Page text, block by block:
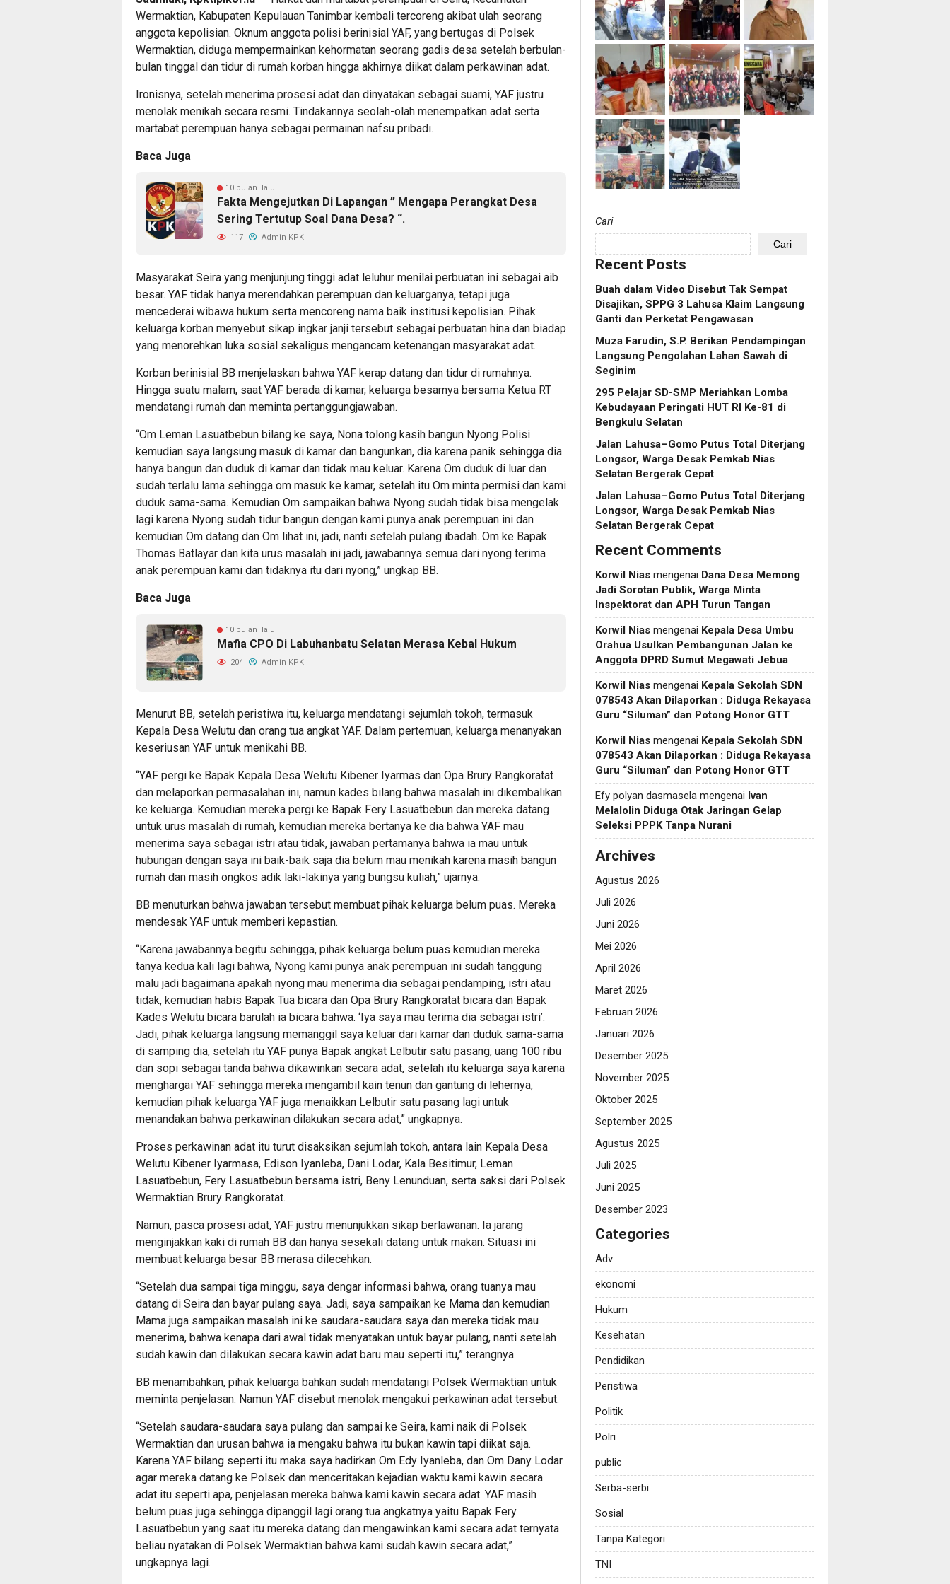
Wermaktian, Kabupaten Kepulauan Tanimbar kembali tercoreng akibat ulah seorang
anggota kepolisian. Oknum anggota polisi berinisial YAF, yang bertugas di Polsek
Wermaktian, diduga mempermainkan kehormatan seorang gadis desa setelah berbulan-
bulan tinggal dan tidur di rumah korban hingga akhirnya diikat dalam perkawinan adat.
Ironisnya, setelah menerima prosesi adat dan dinyatakan sebagai suami, YAF justru
menolak menikah secara resmi. Tindakannya seolah-olah menempatkan adat serta
martabat perempuan hanya sebagai permainan nafsu pribadi.
Baca Juga
10 bulan lalu
Fakta Mengejutkan Di Lapangan ” Mengapa Perangkat Desa
Sering Tertutup Soal Dana Desa? “.
117 Admin KPK
Masyarakat Seira yang menjunjung tinggi adat leluhur menilai perbuatan ini sebagai aib
besar. YAF tidak hanya merendahkan perempuan dan keluarganya, tetapi juga
mencederai wibawa hukum serta mencoreng nama baik institusi kepolisian. Pihak
keluarga korban menyebut sikap ingkar janji tersebut sebagai perbuatan hina dan biadap
yang menorehkan luka sosial sekaligus mengancam ketenangan masyarakat adat.
Korban berinisial BB menjelaskan bahwa YAF kerap datang dan tidur di rumahnya.
Hingga suatu malam, saat YAF berada di kamar, keluarga besarnya bersama Ketua RT
mendatangi rumah dan meminta pertanggungjawaban.
“Om Leman Lasuatbebun bilang ke saya, Nona tolong kasih bangun Nyong Polisi
kemudian saya langsung masuk di kamar dan bangunkan, dia karena panik sehingga dia
hanya bangun dan duduk di kamar dan tidak mau keluar. Karena Om duduk di luar dan
sudah terlalu lama sehingga om masuk ke kamar, setelah itu Om minta permisi dan kami
duduk sama-sama. Kemudian Om sampaikan bahwa Nyong sudah tidak bisa mengelak
lagi karena Nyong sudah tidur bangun dengan kami punya anak perempuan ini dan
kemudian Om datang dan Om lihat ini, jadi, nanti setelah pulang ibadah. Om ke Bapak
Thomas Batlayar dan kita urus masalah ini jadi, jawabannya semua dari nyong terima
anak perempuan kami dan tidaknya itu dari nyong,” ungkap BB.
Baca Juga
10 bulan lalu
Mafia CPO Di Labuhanbatu Selatan Merasa Kebal Hukum
204 Admin KPK
Menurut BB, setelah peristiwa itu, keluarga mendatangi sejumlah tokoh, termasuk
Kepala Desa Welutu dan orang tua angkat YAF. Dalam pertemuan, keluarga menanyakan
keseriusan YAF untuk menikahi BB.
“YAF pergi ke Bapak Kepala Desa Welutu Kibener Iyarmas dan Opa Brury Rangkoratat
dan melaporkan permasalahan ini, namun kades bilang bahwa masalah ini dikembalikan
ke keluarga. Kemudian mereka pergi ke Bapak Fery Lasuatbebun dan mereka datang
untuk urus masalah di rumah, kemudian mereka bertanya ke dia bahwa YAF mau
menerima saya sebagai istri atau tidak, jawaban pertamanya bahwa ia mau untuk
hubungan dengan saya ini baik-baik saja dia belum mau menikah karena masih bangun
rumah dan masih ongkos adik laki-lakinya yang bungsu kuliah,” ujarnya.
BB menuturkan bahwa jawaban tersebut membuat pihak keluarga belum puas. Mereka
mendesak YAF untuk memberi kepastian.
“Karena jawabannya begitu sehingga, pihak keluarga belum puas kemudian mereka
tanya kedua kali lagi bahwa, Nyong kami punya anak perempuan ini sudah tanggung
malu jadi bagaimana apakah nyong mau menerima dia sebagai pendamping, istri atau
tidak, kemudian habis Bapak Tua bicara dan Opa Brury Rangkoratat bicara dan Bapak
Kades Welutu bicara barulah ia bicara bahwa. ‘Iya saya mau terima dia sebagai istri’.
Jadi, pihak keluarga langsung memanggil saya keluar dari kamar dan duduk sama-sama
di samping dia, setelah itu YAF punya Bapak angkat Lelbutir satu pasang, uang 100 ribu
dan sopi sebagai tanda bahwa dikawinkan secara adat, setelah itu keluarga saya karena
menghargai YAF sehingga mereka mengambil kain tenun dan gantung di lehernya,
kemudian pihak keluarga YAF juga menaikkan Lelbutir satu pasang lagi untuk
menandakan bahwa perkawinan dilakukan secara adat,” ungkapnya.
Proses perkawinan adat itu turut disaksikan sejumlah tokoh, antara lain Kepala Desa
Welutu Kibener Iyarmasa, Edison Iyanleba, Dani Lodar, Kala Besitimur, Leman
Lasuatbebun, Fery Lasuatbebun bersama istri, Beny Lenunduan, serta saksi dari Polsek
Wermaktian Brury Rangkoratat.
Namun, pasca prosesi adat, YAF justru menunjukkan sikap berlawanan. Ia jarang
menginjakkan kaki di rumah BB dan hanya sesekali datang untuk makan. Situasi ini
membuat keluarga besar BB merasa dilecehkan.
“Setelah dua sampai tiga minggu, saya dengar informasi bahwa, orang tuanya mau
datang di Seira dan bayar pulang saya. Jadi, saya sampaikan ke Mama dan kemudian
Mama juga sampaikan masalah ini ke saudara-saudara saya dan mereka tidak mau
menerima, bahwa kenapa dari awal tidak menyatakan untuk bayar pulang, nanti setelah
sudah kawin dan dilakukan secara kawin adat baru mau seperti itu,” terangnya.
BB menambahkan, pihak keluarga bahkan sudah mendatangi Polsek Wermaktian untuk
meminta penjelasan. Namun YAF disebut menolak mengakui perkawinan adat tersebut.
“Setelah saudara-saudara saya pulang dan sampai ke Seira, kami naik di Polsek
Wermaktian dan urusan bahwa ia mengaku bahwa itu bukan kawin tapi diikat saja.
Karena YAF bilang seperti itu maka saya hadirkan Om Edy Iyanleba, dan Om Dany Lodar
agar mereka datang ke Polsek dan menceritakan kejadian waktu kami kawin secara
adat itu seperti apa, penjelasan mereka bahwa kami kawin secara adat. YAF masih
belum puas juga sehingga dipanggil lagi orang tua angkatnya yaitu Bapak Fery
Lasuatbebun yang saat itu mereka datang dan mengawinkan kami secara adat ternyata
beliau nyatakan di Polsek Wermaktian bahwa kami sudah kawin secara adat,”
ungkapnya lagi.
Cari
Cari
Recent Posts
Buah dalam Video Disebut Tak Sempat
Disajikan, SPPG 3 Lahusa Klaim Langsung
Ganti dan Perketat Pengawasan
Muza Farudin, S.P. Berikan Pendampingan
Langsung Pengolahan Lahan Sawah di
Seginim
295 Pelajar SD-SMP Meriahkan Lomba
Kebudayaan Peringati HUT RI Ke-81 di
Bengkulu Selatan
Jalan Lahusa–Gomo Putus Total Diterjang
Longsor, Warga Desak Pemkab Nias
Selatan Bergerak Cepat
Jalan Lahusa–Gomo Putus Total Diterjang
Longsor, Warga Desak Pemkab Nias
Selatan Bergerak Cepat
Recent Comments
Korwil Nias mengenai Dana Desa Memong
Jadi Sorotan Publik, Warga Minta
Inspektorat dan APH Turun Tangan
Korwil Nias mengenai Kepala Desa Umbu
Orahua Usulkan Pembangunan Jalan ke
Anggota DPRD Sumut Megawati Jebua
Korwil Nias mengenai Kepala Sekolah SDN
078543 Akan Dilaporkan : Diduga Rekayasa
Guru “Siluman” dan Potong Honor GTT
Korwil Nias mengenai Kepala Sekolah SDN
078543 Akan Dilaporkan : Diduga Rekayasa
Guru “Siluman” dan Potong Honor GTT
Efy polyan dasmasela mengenai Ivan
Melalolin Diduga Otak Jaringan Gelap
Seleksi PPPK Tanpa Nurani
Archives
Agustus 2026
Juli 2026
Juni 2026
Mei 2026
April 2026
Maret 2026
Februari 2026
Januari 2026
Desember 2025
November 2025
Oktober 2025
September 2025
Agustus 2025
Juli 2025
Juni 2025
Desember 2023
Categories
Adv
ekonomi
Hukum
Kesehatan
Pendidikan
Peristiwa
Politik
Polri
public
Serba-serbi
Sosial
Tanpa Kategori
TNI